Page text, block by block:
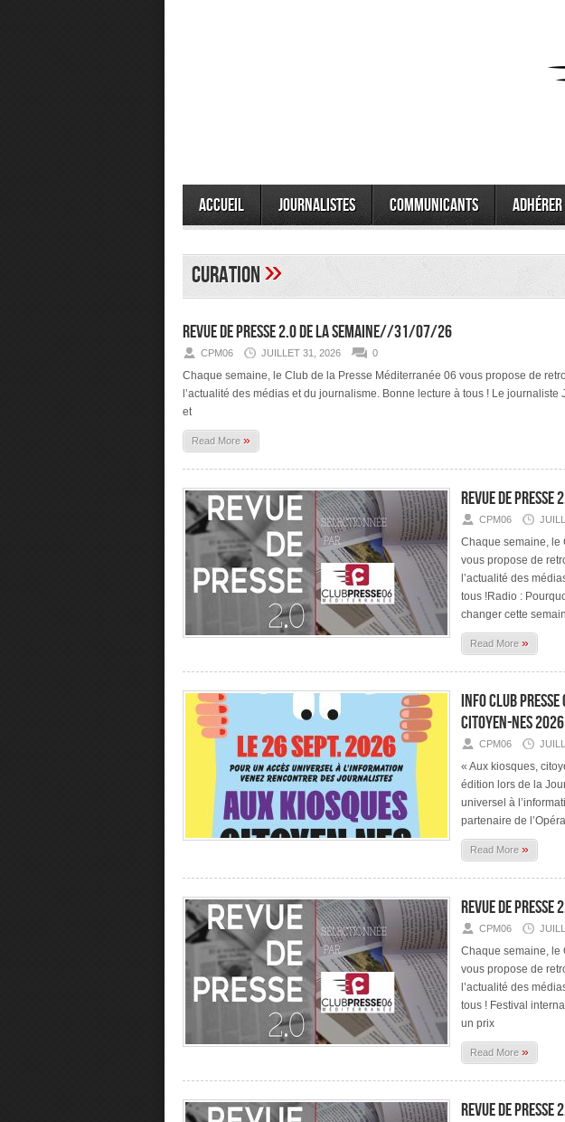
Accueil Journalistes Communicants Adhérer
curation»
Revue de presse 2.0 de la semaine//31/07/26
CPM06 JUILLET 31, 2026 0
Chaque semaine, le Club de la Presse Méditerranée 06 vous propose de
l’actualité des médias et du journalisme. Bonne lecture à tous ! Le
et
Read More »
Revue de
CPM06
Chaque semaine, le
vous propose de
l’actualité des
tous !Radio :
changer cette
Read More »
INFO CLUB
citoyen-nes 2026
CPM06
« Aux kiosques,
édition lors de la
universel à
partenaire de
Read More »
Revue de
CPM06
Chaque semaine, le
vous propose de
l’actualité des
tous ! Festival
un prix
Read More »
Revue de